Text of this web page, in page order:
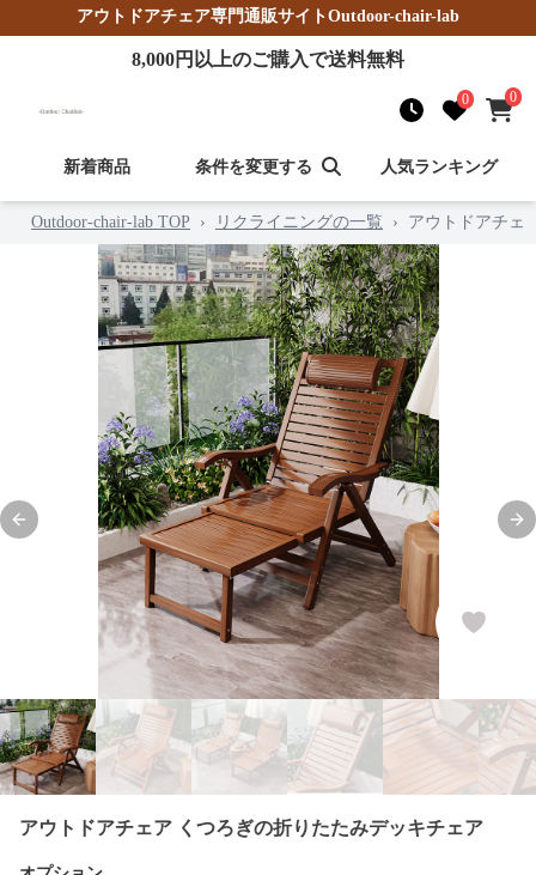
アウトドアチェア専門通販サイトOutdoor-chair-lab
8,000円以上のご購入で送料無料
0 0
新着商品 条件を変更する 人気ランキング
Outdoor-chair-lab TOP › リクライニングの一覧 › アウトドアチェ
Previous slide
アウトドアチェア くつろぎの折りたたみデッキチェア